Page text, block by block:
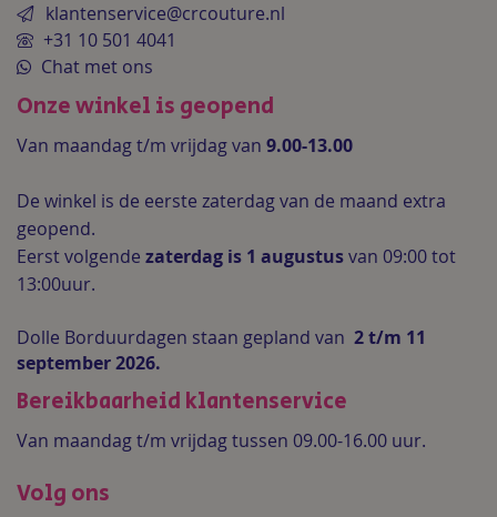
klantenservice@crcouture.nl
+31 10 501 4041
Chat met ons
Onze winkel is geopend
Van maandag t/m vrijdag van 9.00-13.00
De winkel is de eerste zaterdag van de maand extra
geopend.
Eerst volgende zaterdag is 1 augustusvan 09:00 tot
13:00uur.
Dolle Borduurdagen staan gepland van 2 t/m 11
september 2026.
Bereikbaarheid klantenservice
Van maandag t/m vrijdag tussen 09.00-16.00 uur.
Volg ons